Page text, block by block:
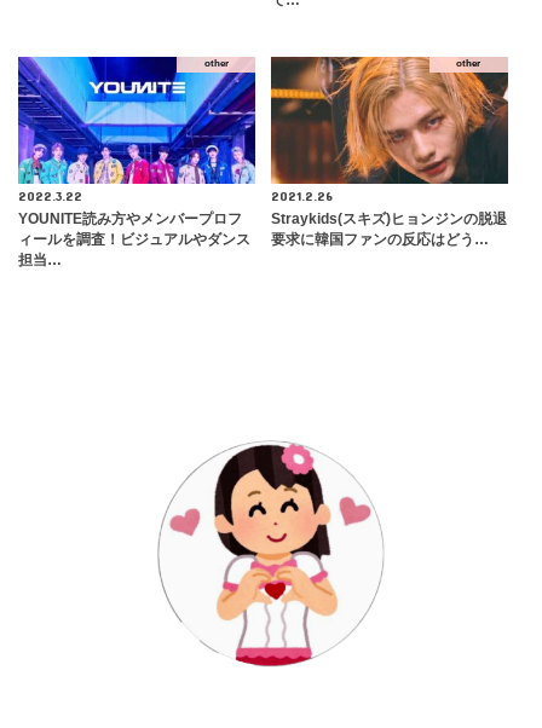
other
2022.3.22
YOUNITE読み方やメンバープロフ
ィールを調査！ビジュアルやダンス
担当…
other
2021.2.26
Straykids(スキズ)ヒョンジンの脱退
要求に韓国ファンの反応はどう…